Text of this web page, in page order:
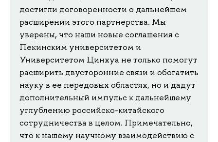
достигли договоренности о дальнейшем
расширении этого партнерства. Мы
уверены, что наши новые соглашения с
Пекинским университетом и
Университетом Цинхуа не только помогут
расширить двусторонние связи и обогатить
науку в ее передовых областях, но и дадут
дополнительный импульс к дальнейшему
углублению российско-китайского
сотрудничества в целом. Примечательно,
что к нашему научному взаимодействию с